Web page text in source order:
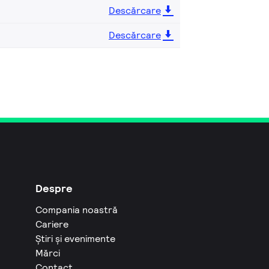
Descărcare
Descărcare
Despre
Compania noastră
Cariere
Știri și evenimente
Mărci